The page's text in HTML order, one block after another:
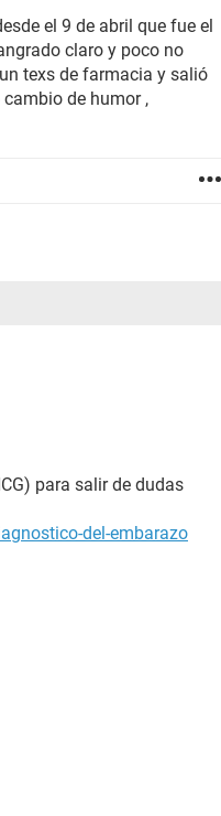
el 9 de abril que fue el
claro y poco no
texs de farmacia y salió
de humor ,
para salir de dudas
del-embarazo